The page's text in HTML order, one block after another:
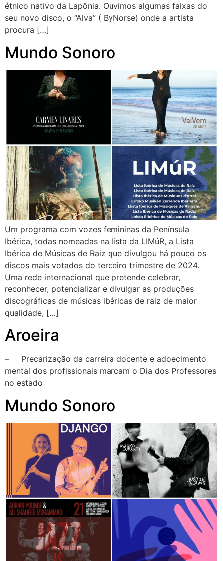
étnico nativo da Lapônia. Ouvimos algumas faixas do
seu novo disco, o “Alva” ( ByNorse) onde a artista
procura […]
Mundo Sonoro
Um programa com vozes femininas da Península
Ibérica, todas nomeadas na lista da LIMúR, a Lista
Ibérica de Músicas de Raiz que divulgou há pouco os
discos mais votados do terceiro trimestre de 2024.
Uma rede internacional que pretende celebrar,
reconhecer, potencializar e divulgar as produções
discográficas de músicas ibéricas de raiz de maior
qualidade, […]
Aroeira
– Precarização da carreira docente e adoecimento
mental dos profissionais marcam o Dia dos Professores
no estado
Mundo Sonoro